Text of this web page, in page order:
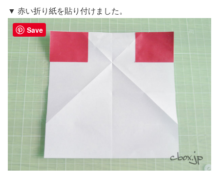
▼ 赤い折り紙を貼り付けました。
Save